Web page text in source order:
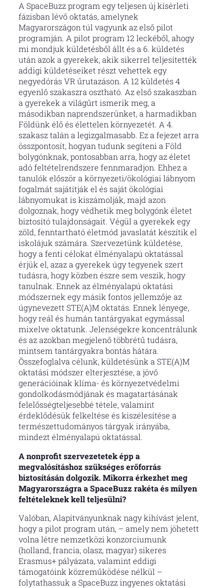
A SpaceBuzz program egy teljesen új kísérleti
fázisban lévő oktatás, amelynek
Magyarországon túl vagyunk az első pilot
programján. A pilot program 12 leckéből, ahogy
mi mondjuk küldetésből állt és a 6. küldetés
után azok a gyerekek, akik sikerrel teljesítették
addigi küldetéseiket részt vehettek egy
negyedórás VR űrutazáson. A 12 küldetés 4
egyenlő szakaszra osztható. Az első szakaszban
a gyerekek a világűrt ismerik meg, a
másodikban naprendszerünket, a harmadikban
Földünk élő és élettelen környezetét. A 4.
szakasz talán a legizgalmasabb. Ez a fejezet arra
összpontosít, hogyan tudunk segíteni a Föld
bolygónknak, pontosabban arra, hogy az életet
adó feltételrendszere fennmaradjon. Ehhez a
tanulók először a környezeti/ökológiai lábnyom
fogalmát sajátítják el és saját ökológiai
lábnyomukat is kiszámolják, majd azon
dolgoznak, hogy védhetik meg bolygónk életet
biztosító tulajdonságait. Végül a gyerekek egy
zöld, fenntartható életmód javaslatát készítik el
iskolájuk számára. Szervezetünk küldetése,
hogy a fenti célokat élményalapú oktatással
érjük el, azaz a gyerekek úgy tegyenek szert
tudásra, hogy közben észre sem veszik, hogy
tanulnak. Ennek az élményalapú oktatási
módszernek egy másik fontos jellemzője az
úgynevezett STE(A)M oktatás. Ennek lényege,
hogy reál és humán tantárgyakat egymással
mixelve oktatunk. Jelenségekre koncentrálunk
és az azokban megjelenő többrétű tudásra,
mintsem tantárgyakra bontás hátára.
Összefoglalva célunk, küldetésünk a STE(A)M
oktatási módszer elterjesztése, a jövő
generációinak klíma- és környezetvédelmi
gondolkodásmódjának és magatartásának
felelősségteljesebbé tétele, valamint
érdeklődésük felkeltése és kiszélesítése a
természettudományos tárgyak irányába,
mindezt élményalapú oktatással.
A nonprofit szervezetetek épp a
megvalósításhoz szükséges erőforrás
biztosításán dolgozik. Mikorra érkezhet meg
Magyarországra a SpaceBuzz rakéta és milyen
feltételeknek kell teljesülni?
Valóban, Alapítványunknak nagy kihívást jelent,
hogy a pilot program után, – amely nem jöhetett
volna létre nemzetközi konzorciumunk
(holland, francia, olasz, magyar) sikeres
Erasmus+ pályázata, valamint eddigi
támogatóink közreműködése nélkül –
folytathassuk a SpaceBuzz ingyenes oktatási